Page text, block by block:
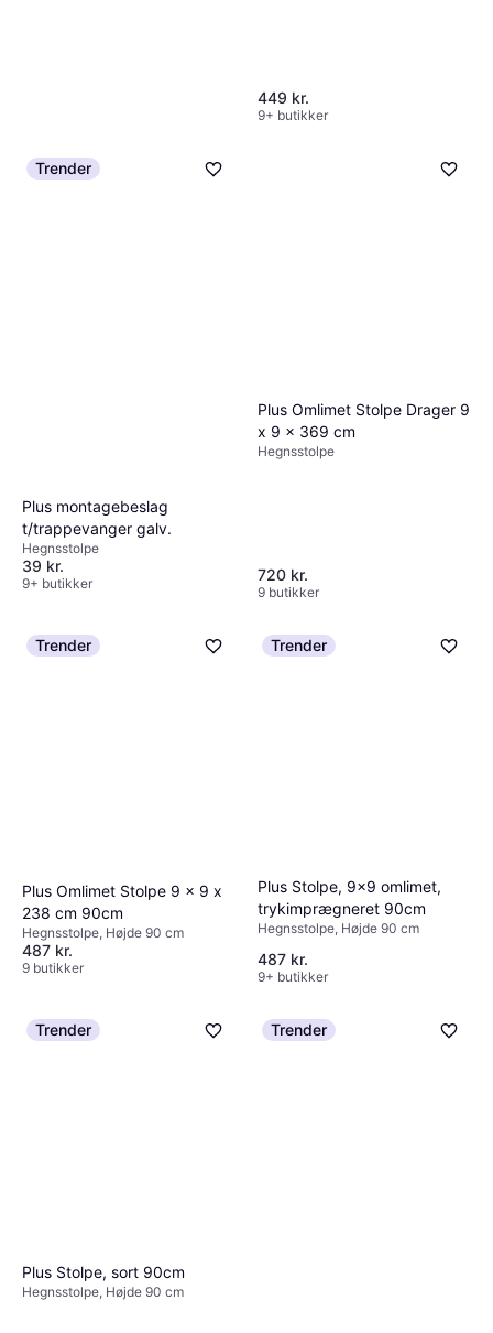
Plus Stålstolpe Med Fod
Varmgalvaniseret 132cm
NSH Nordic Panel Fence Pole
150cm
449 kr.
9+ butikker
Trender
Plus montagebeslag
t/trappevanger galv.
Hegnsstolpe
39 kr.
9+ butikker
Plus Omlimet Stolpe Drager 9
x 9 x 369 cm
Hegnsstolpe
720 kr.
9 butikker
Trender
Plus Omlimet Stolpe 9 x 9 x
238 cm 90cm
Hegnsstolpe, Højde 90 cm
487 kr.
9 butikker
Trender
Plus Stolpe, 9x9 omlimet,
trykimprægneret 90cm
Hegnsstolpe, Højde 90 cm
487 kr.
9+ butikker
Trender
Plus Stolpe, sort 90cm
Hegnsstolpe, Højde 90 cm
Trender